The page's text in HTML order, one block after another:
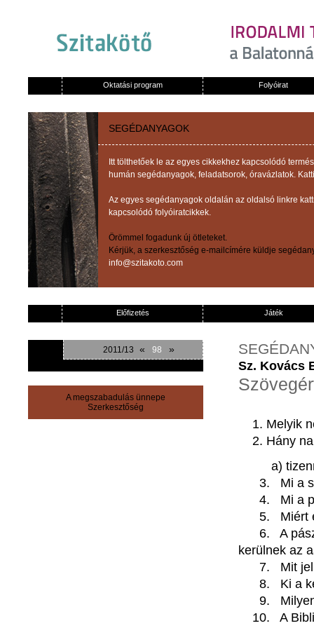
Oktatási program Folyóirat
SEGÉDANYAGOK
Itt tölthetőek le az egyes cikkekhez kapcsolódó
humán segédanyagok, feladatsorok, óravázlatok.
Az egyes segédanyagok oldalán az oldalsó linkre
kapcsolódó folyóiratcikkek.
Örömmel fogadunk új ötleteket.
Kérjük, a szerkesztőség e-mailcímére küldje
info@szitakoto.com
Előfizetés Játék
2011/13 « 98 »
A megszabadulás ünnepe
Szerkesztőség
Sz. Kovács
Melyik
Hány
a)
3. Mi a
4. Mi a
5. Miért
6. A
kerülnek az
7. Mit
8. Ki a
9. Milyen
10. A